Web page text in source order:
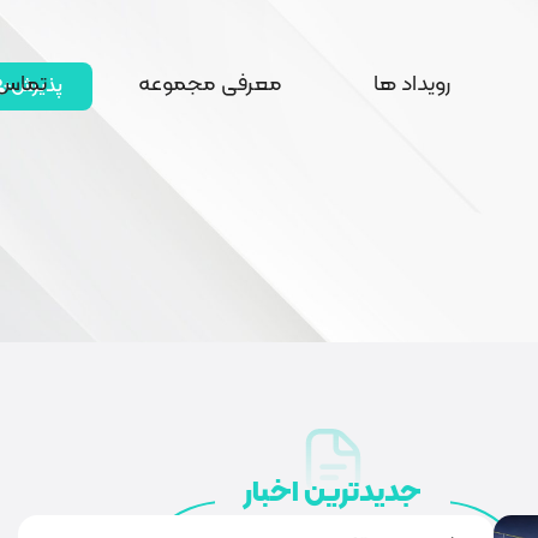
رویداد ها معرفی مجموعه پذیرش
جدیدترین اخبار